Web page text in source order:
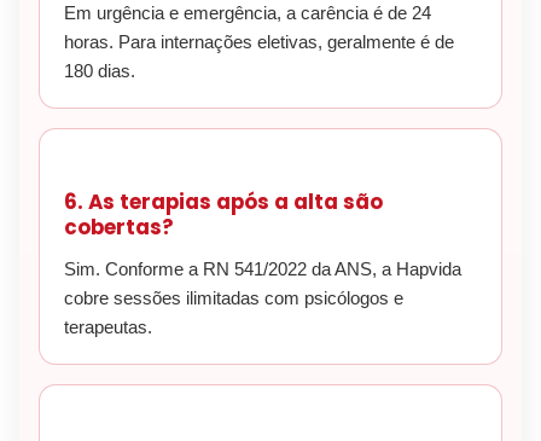
Em urgência e emergência, a carência é de 24
horas. Para internações eletivas, geralmente é de
180 dias.
6. As terapias após a alta são
cobertas?
Sim. Conforme a RN 541/2022 da ANS, a Hapvida
cobre sessões ilimitadas com psicólogos e
terapeutas.